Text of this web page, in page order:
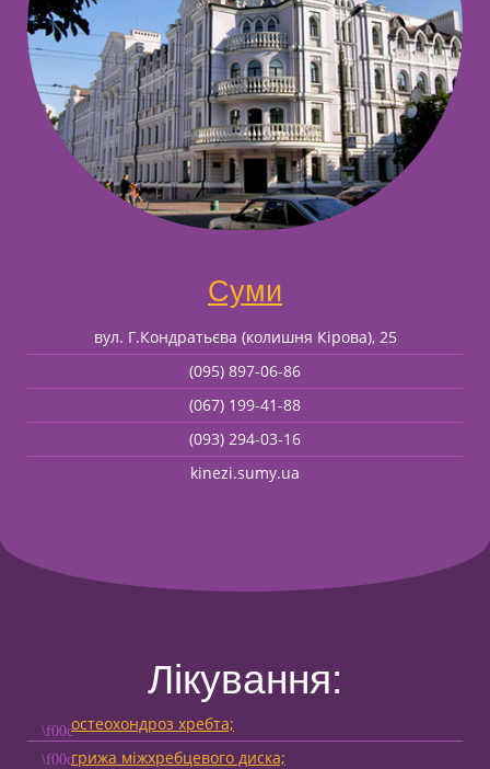
Суми
вул. Г.Кондратьєва (колишня Кірова), 25
(095) 897-06-86
(067) 199-41-88
(093) 294-03-16
kinezi.sumy.ua
Лікування:
остеохондроз хребта;
грижа міжхребцевого диска;